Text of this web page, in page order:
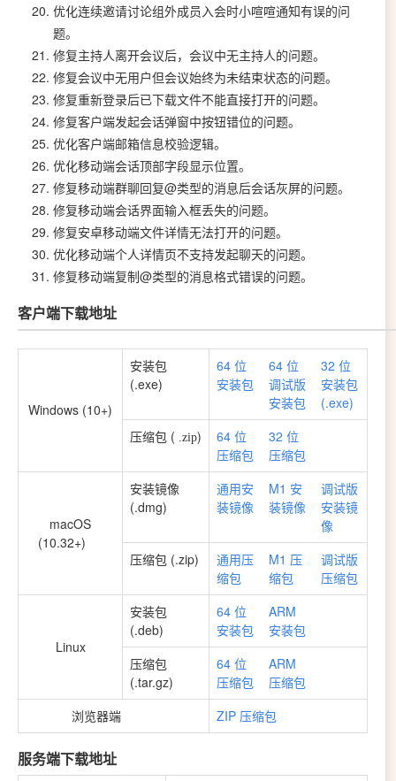
优化连续邀请讨论组外成员入会时小喧喧通知有误的问
题。
修复主持人离开会议后，会议中无主持人的问题。
修复会议中无用户但会议始终为未结束状态的问题。
修复重新登录后已下载文件不能直接打开的问题。
修复客户端发起会话弹窗中按钮错位的问题。
优化客户端邮箱信息校验逻辑。
优化移动端会话顶部字段显示位置。
修复移动端群聊回复@类型的消息后会话灰屏的问题。
修复移动端会话界面输入框丢失的问题。
修复安卓移动端文件详情无法打开的问题。
优化移动端个人详情页不支持发起聊天的问题。
修复移动端复制@类型的消息格式错误的问题。
客户端下载地址
Windows (10+)
安装包
(.exe)
64 位
安装包
64 位
调试版
安装包
32 位
安装包
(.exe)
压缩包 ( .zip)
64 位
压缩包
32 位
压缩包
macOS
(10.32+)
安装镜像
(.dmg)
通用安
装镜像
M1 安
装镜像
调试版
安装镜
像
压缩包 (.zip)
通用压
缩包
M1 压
缩包
调试版
压缩包
Linux
安装包
(.deb)
64 位
安装包
ARM
安装包
压缩包
(.tar.gz)
64 位
压缩包
ARM
压缩包
浏览器端
ZIP 压缩包
服务端下载地址